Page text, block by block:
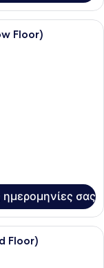
ξενοδοχείου με
Floor)
ημερομηνίες σας
ξενοδοχείου με ένα
Floor)